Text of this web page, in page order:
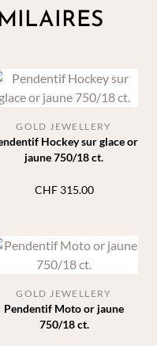
Hockey sur glace or
jaune 750/18 ct.
GOLD JEWELLERY
CHF315.00
Pendentif Moto or jaune
750/18 ct.
GOLD JEWELLERY